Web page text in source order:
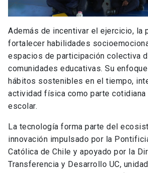
Además de incentivar el ejercicio, la
fortalecer habilidades
espacios de participación colectiva
comunidades educativas. Su
hábitos sostenibles en el tiempo,
actividad física como parte cotidiana
escolar.
La tecnología forma parte del
innovación impulsado por la
Católica de Chile y apoyado por la
Transferencia y Desarrollo UC,